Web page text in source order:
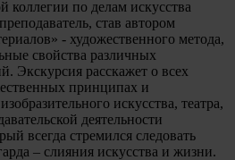
коллегии по делам искусства
став автором
- художественного метода,
свойства различных
Экскурсия расскажет о всех
принципах и
искусства, театра,
деятельности
всегда стремился следовать
– слияния искусства и жизни.